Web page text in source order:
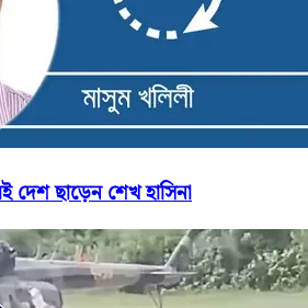
দেশ ছাড়েন শেখ হাসিনা